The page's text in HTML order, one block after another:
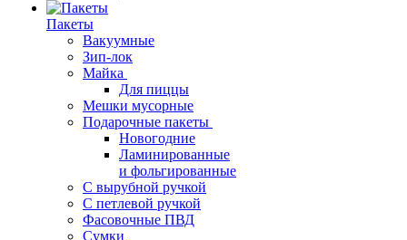
Пакеты
Вакуумные
Зип-лок
Майка
Для пиццы
Мешки мусорные
Подарочные пакеты
Новогодние
Ламинированные
и фольгированные
С вырубной ручкой
С петлевой ручкой
Фасовочные ПВД
Сумки